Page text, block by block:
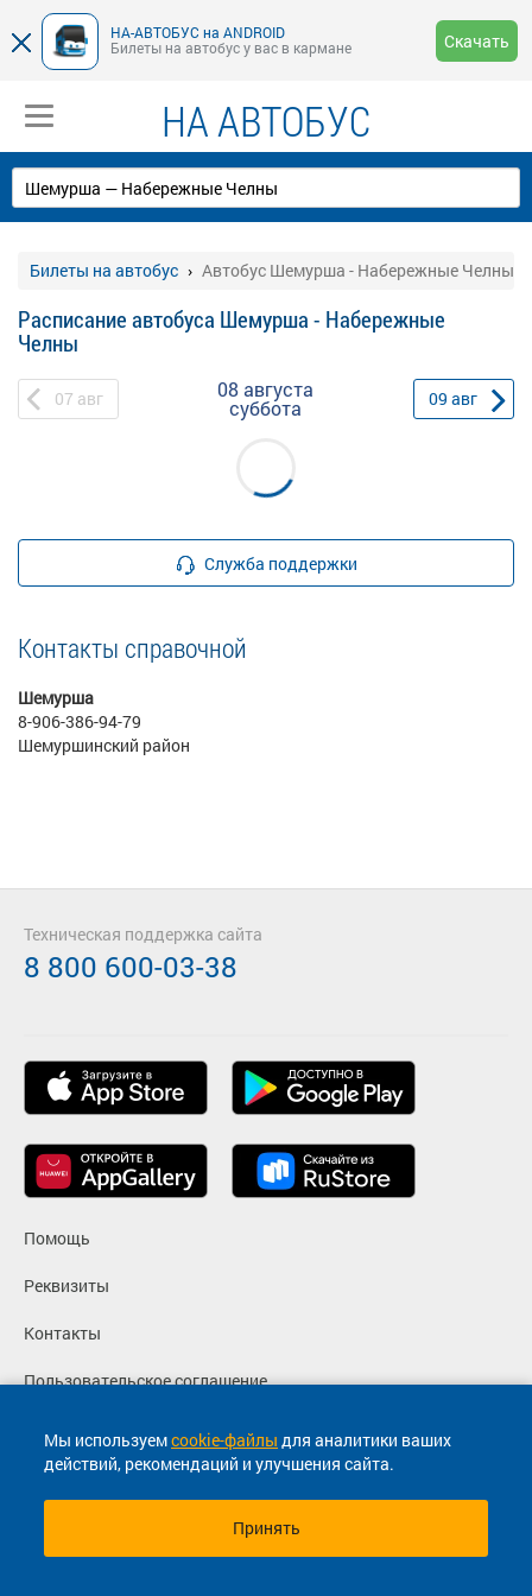
НА-АВТОБУС на ANDROID
Билеты на автобус у вас в кармане
Скачать
НА АВТОБУС
Билеты на автобус Автобус Шемурша - Набережные Челны
Расписание автобуса Шемурша - Набережные
Челны
07 авг 08 августа
суббота 09 авг
Служба поддержки
Контакты справочной
Шемурша
8-906-386-94-79
Шемуршинский район
Мы используемcookie-файлы для аналитики ваших
действий, рекомендаций и улучшения сайта.
Принять
Помощь
Реквизиты
Контакты
Пользовательское соглашение
Политика конфиденциальности
Согласие на маркетинговые сообщения
Техническая поддержка сайта
8 800 600-03-38
© 2013-2026, ООО "Капитал"- Онлайн сервис продажи